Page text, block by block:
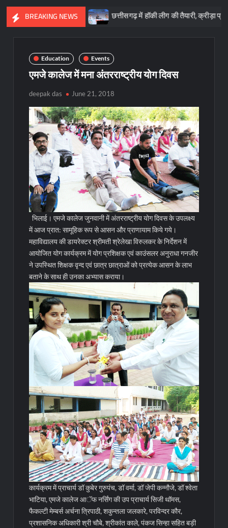
BREAKING NEWS
: साय छत्तीसगढ़ में हॉकी लीग की तैयारी, क्रीड़ा प्रोत्साहन
Education Events
एमजे कालेज में मना अंतरराष्ट्रीय योग दिवस
deepak das June 21, 2018
भिलाई। एमजे कालेज जुनवानी में अंतरराष्ट्रीय योग दिवस के उपलक्ष्य
में आज प्रात: सामूहिक रूप से आसन और प्राणायाम किये गये।
महाविद्यालय की डायरेक्टर श्रीमती श्रेलेखा विरुलकर के निर्देशन में
आयोजित योग कार्यक्रम में योग प्रशिक्षक एवं काउंसलर अनुराधा गनजीर
ने उपस्थित शिक्षक वृन्द एवं छात्र छात्राओं को प्रत्येक आसन के लाभ
बताने के साथ ही उनका अभ्यास कराया।
कार्यक्रम में प्राचार्य डॉ कुबेर गुरुपंच, डॉ वर्मा, डॉ जेपी कन्नौजे, डॉ श्वेता
भाटिया, एमजे कालेज आॅफ नर्सिंग की उप प्राचार्य सिजी थॉमस,
फैकल्टी मेम्बर्स अर्चना त्रिपाठी, शकुन्तला जलकारे, परविन्दर कौर,
प्रशासनिक अधिकारी श्री चौबे, श्रीकांत काले, पंकज सिन्हा सहित बड़ी